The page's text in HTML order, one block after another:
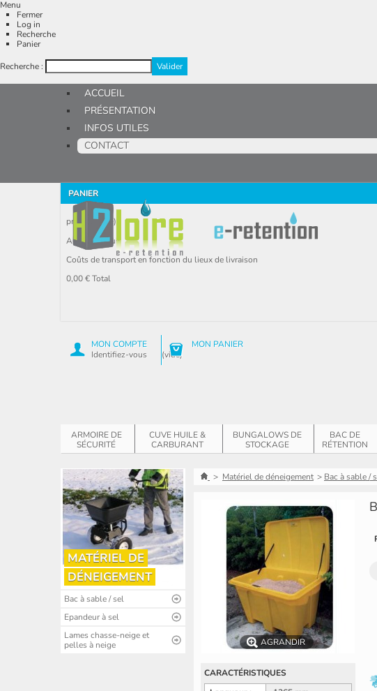
Menu
Fermer
Log in
Recherche
Panier
Recherche :
ACCUEIL
PRÉSENTATION
INFOS UTILES
CONTACT
PANIER
produit
(vide)
Aucun produit
Coûts de transport en fonction du lieux de livraison
0,00 €Total
MON COMPTE
Identifiez-vous
MON PANIER
(vide)
ARMOIRE DE
SÉCURITÉ
CUVE HUILE &
CARBURANT
BUNGALOWS DE
STOCKAGE
BAC DE
RÉTENTION
MATÉRIEL DE
DÉNEIGEMENT
Bac à sable / sel
Epandeur à sel
Lames chasse-neige et
pelles à neige
> Matériel de déneigement > Bac à sable /
AGRANDIR
CARACTÉRISTIQUES